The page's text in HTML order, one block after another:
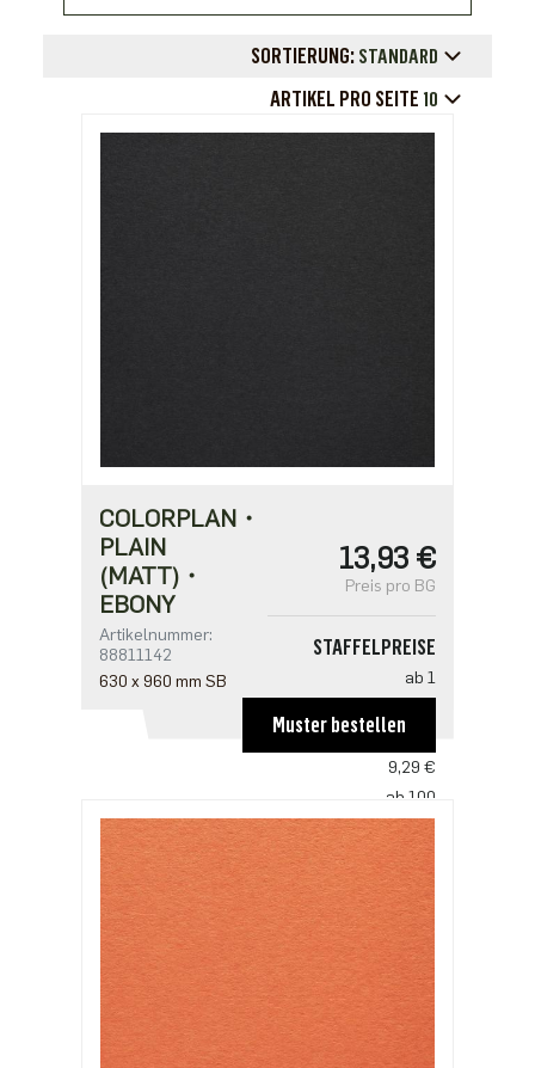
SORTIERUNG: STANDARD
ARTIKEL PRO SEITE 10
COLORPLAN・
PLAIN
(MATT)・
EBONY
Artikelnummer:
88811142
630 x 960 mm SB
13,93 €
Preis pro BG
STAFFELPREISE
ab 1
ab 50
9,29 €
ab 100
8,98 €
ab 250
7,74 €
ab 500
6,19 €
Muster bestellen